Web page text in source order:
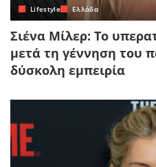
Lifestyle Ελλάδα
Σιένα Μίλερ: Το
μετά τη γέννηση του
δύσκολη εμπειρία